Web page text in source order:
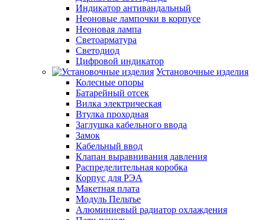
Индикатор антивандальный
Неоновые лампочки в корпусе
Неоновая лампа
Светоарматура
Светодиод
Цифровой индикатор
Установочные изделия
Колесные опоры
Батарейный отсек
Вилка электрическая
Втулка проходная
Заглушка кабельного ввода
Замок
Кабельный ввод
Клапан выравнивания давления
Распределительная коробка
Корпус для РЭА
Макетная плата
Модуль Пельтье
Алюминиевый радиатор охлаждения